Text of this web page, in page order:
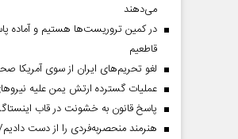
می‌دهند
در کمین تروریست‌ها هستیم و آماده
قاطعیم
لغو تحریم‌های ایران از سوی آمریکا
عملیات گسترده ارتش یمن علیه
پاسخ قانون به خشونت در قاب